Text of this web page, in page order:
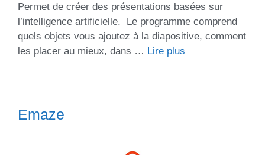
Permet de créer des présentations basées sur
l’intelligence artificielle. Le programme comprend
quels objets vous ajoutez à la diapositive, comment
les placer au mieux, dans … Lire plus
Emaze